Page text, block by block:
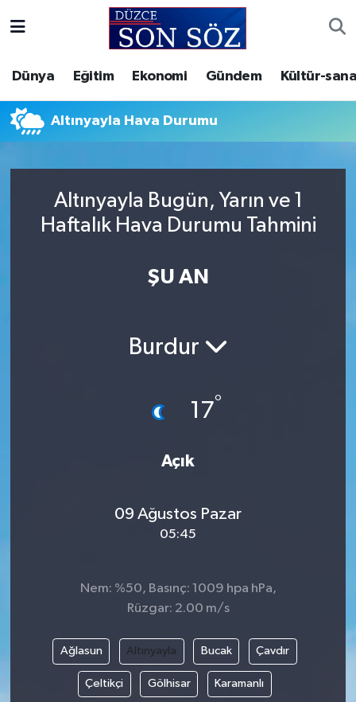
Dünya Eğitim Ekonomi Gündem Kültür-
Altınyayla Hava Durumu
Altınyayla Bugün, Yarın ve 1
Haftalık Hava Durumu Tahmini
ŞU AN
Burdur
17°
Açık
09 Ağustos Pazar
05:45
Nem: %50, Basınç: 1009 hpa hPa,
Rüzgar: 2.00 m/s
Ağlasun Altınyayla Bucak Çavdır
Çeltikçi Gölhisar Karamanlı
Gizlilik Sözleşmesi
İletişim
Video Galeri
Akçakoca Hava Durumu
Akçakoca Trafik Yoğunluk Haritası
Tüm Manşetler